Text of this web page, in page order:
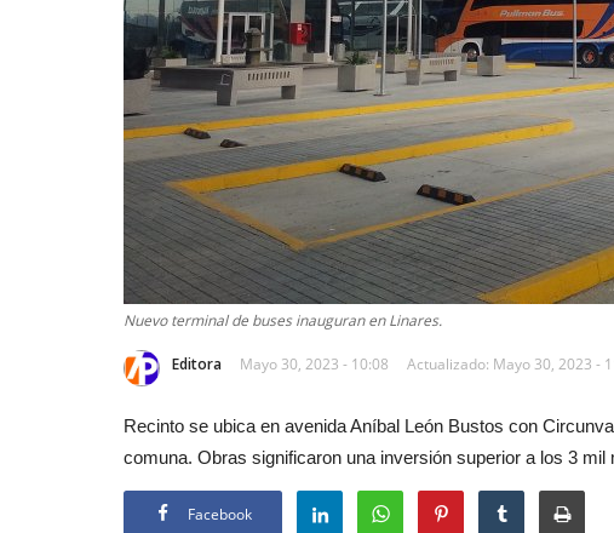
Nuevo terminal de buses inauguran en Linares.
Editora Mayo 30, 2023 - 10:08 Actualizado: Mayo 30, 2023 -
Recinto se ubica en avenida Aníbal León Bustos con
comuna. Obras significaron una inversión superior a los 3 mil
Facebook